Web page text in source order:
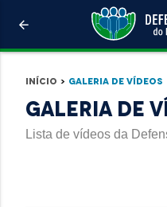
arrow_back
Início > Galeria de Vídeos
Galeria de
Lista de vídeos da